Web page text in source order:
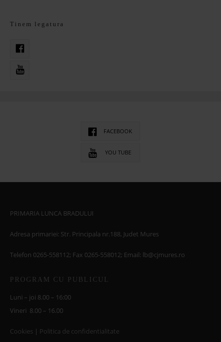
Tinem legatura
FACEBOOK
YOU TUBE
PRIMARIA LUNCA BRADULUI
Adresa primariei: Str. Principala nr.188, Judet Mures
Telefon 0265-558112; Fax 0265-558012; Email: lb@cjmures.ro
PROGRAM CU PUBLICUL
Luni – joi 8.00 – 16:00
Vineri 8.00 – 16.00
Cookies | Politica de confidentialitate